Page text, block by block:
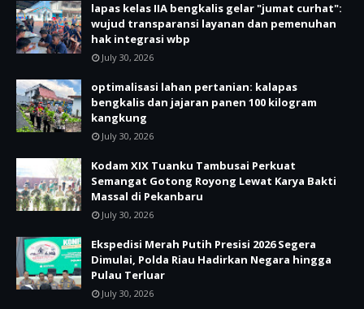
lapas kelas IIA bengkalis gelar "jumat curhat":
wujud transparansi layanan dan pemenuhan
hak integrasi wbp
July 30, 2026
optimalisasi lahan pertanian: kalapas
bengkalis dan jajaran panen 100 kilogram
kangkung
July 30, 2026
Kodam XIX Tuanku Tambusai Perkuat
Semangat Gotong Royong Lewat Karya Bakti
Massal di Pekanbaru
July 30, 2026
Ekspedisi Merah Putih Presisi 2026 Segera
Dimulai, Polda Riau Hadirkan Negara hingga
Pulau Terluar
July 30, 2026